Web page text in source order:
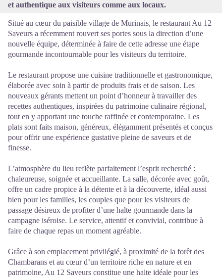
et authentique aux visiteurs comme aux locaux.
Situé au cœur du paisible village de Murinais, le restaurant Au 12
Saveurs a récemment rouvert ses portes sous la direction d’une
nouvelle équipe, déterminée à faire de cette adresse une étape
gourmande incontournable pour les visiteurs du territoire.
Le restaurant propose une cuisine traditionnelle et gastronomique,
élaborée avec soin à partir de produits frais et de saison. Les
nouveaux gérants mettent un point d’honneur à travailler des
recettes authentiques, inspirées du patrimoine culinaire régional,
tout en y apportant une touche raffinée et contemporaine. Les
plats sont faits maison, généreux, élégamment présentés et conçus
pour offrir une expérience gustative pleine de saveurs et de
finesse.
L’atmosphère du lieu reflète parfaitement l’esprit recherché :
chaleureuse, soignée et accueillante. La salle, décorée avec goût,
offre un cadre propice à la détente et à la découverte, idéal aussi
bien pour les familles, les couples que pour les visiteurs de
passage désireux de profiter d’une halte gourmande dans la
campagne iséroise. Le service, attentif et convivial, contribue à
faire de chaque repas un moment agréable.
Grâce à son emplacement privilégié, à proximité de la forêt des
Chambarans et au cœur d’un territoire riche en nature et en
patrimoine, Au 12 Saveurs constitue une halte idéale pour les